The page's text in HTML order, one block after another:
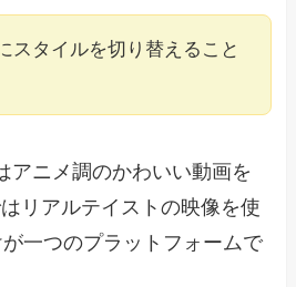
スタイルを切り替えること
アニメ調のかわいい動画を
リアルテイストの映像を使
一つのプラットフォームで